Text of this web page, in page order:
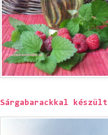
Sárgabarackkal készült